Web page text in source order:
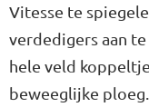
Vitesse te
verdedigers aan
hele veld
beweeglijke